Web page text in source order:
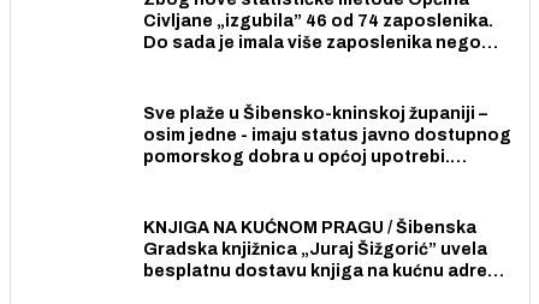
Civljane „izgubila” 46 od 74 zaposlenika.
Do sada je imala više zaposlenika nego
Sve plaže u Šibensko-kninskoj županiji –
osim jedne - imaju status javno dostupnog
pomorskog dobra u općoj upotrebi.
KNJIGA NA KUĆNOM PRAGU / Šibenska
Gradska knjižnica „Juraj Šižgorić” uvela
besplatnu dostavu knjiga na kućnu adresu